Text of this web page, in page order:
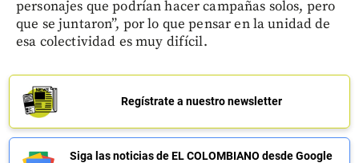
personajes que podrían hacer campañas solos, pero
que se juntaron”, por lo que pensar en la unidad de
esa colectividad es muy difícil.
Regístrate a nuestro newsletter
Siga las noticias de EL COLOMBIANO desde Google